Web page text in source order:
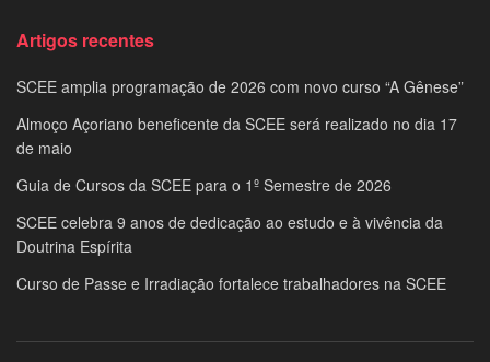
Artigos recentes
SCEE amplia programação de 2026 com novo curso “A Gênese”
Almoço Açoriano beneficente da SCEE será realizado no dia 17
de maio
Guia de Cursos da SCEE para o 1º Semestre de 2026
SCEE celebra 9 anos de dedicação ao estudo e à vivência da
Doutrina Espírita
Curso de Passe e Irradiação fortalece trabalhadores na SCEE